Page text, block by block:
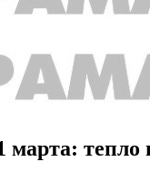
марта: тепло